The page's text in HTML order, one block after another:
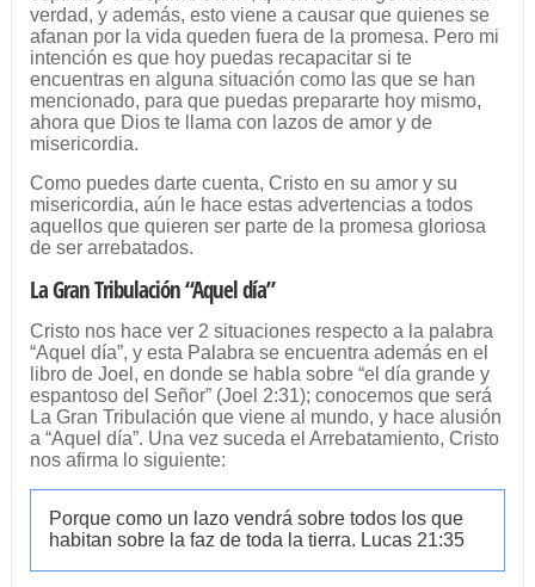
verdad, y además, esto viene a causar que quienes se
afanan por la vida queden fuera de la promesa. Pero mi
intención es que hoy puedas recapacitar si te
encuentras en alguna situación como las que se han
mencionado, para que puedas prepararte hoy mismo,
ahora que Dios te llama con lazos de amor y de
misericordia.
Como puedes darte cuenta, Cristo en su amor y su
misericordia, aún le hace estas advertencias a todos
aquellos que quieren ser parte de la promesa gloriosa
de ser arrebatados.
La Gran Tribulación “Aquel día”
Cristo nos hace ver 2 situaciones respecto a la palabra
“Aquel día”, y esta Palabra se encuentra además en el
libro de Joel, en donde se habla sobre “el día grande y
espantoso del Señor” (Joel 2:31); conocemos que será
La Gran Tribulación que viene al mundo, y hace alusión
a “Aquel día”. Una vez suceda el Arrebatamiento, Cristo
nos afirma lo siguiente:
Porque como un lazo vendrá sobre todos los que
habitan sobre la faz de toda la tierra. Lucas 21:35